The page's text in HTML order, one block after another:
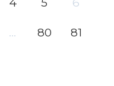
... 80 81